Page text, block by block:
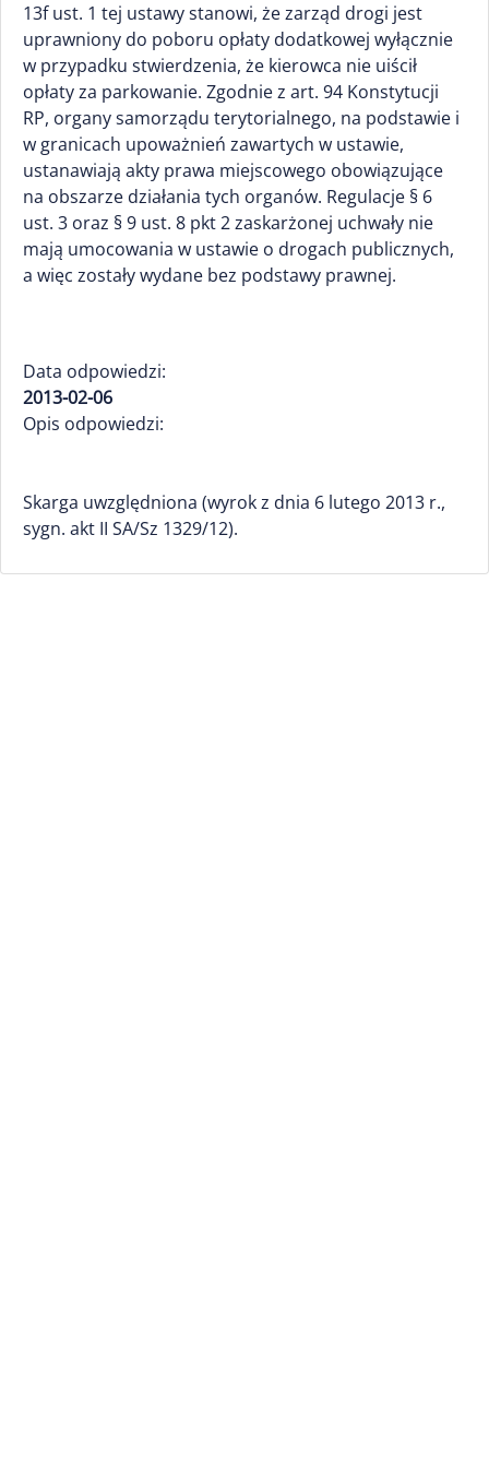
13f ust. 1 tej ustawy stanowi, że zarząd drogi jest
uprawniony do poboru opłaty dodatkowej wyłącznie
w przypadku stwierdzenia, że kierowca nie uiścił
opłaty za parkowanie. Zgodnie z art. 94 Konstytucji
RP, organy samorządu terytorialnego, na podstawie i
w granicach upoważnień zawartych w ustawie,
ustanawiają akty prawa miejscowego obowiązujące
na obszarze działania tych organów. Regulacje § 6
ust. 3 oraz § 9 ust. 8 pkt 2 zaskarżonej uchwały nie
mają umocowania w ustawie o drogach publicznych,
a więc zostały wydane bez podstawy prawnej.
Data odpowiedzi:
2013-02-06
Opis odpowiedzi:
Skarga uwzględniona (wyrok z dnia 6 lutego 2013 r.,
sygn. akt II SA/Sz 1329/12).